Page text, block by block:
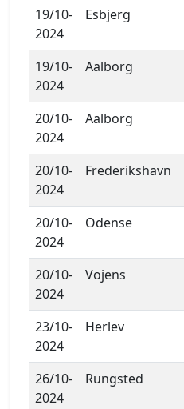
19/10-
2024
Esbjerg
19/10-
2024
Aalborg
20/10-
2024
Aalborg
20/10-
2024
Frederikshavn
20/10-
2024
Odense
20/10-
2024
Vojens
23/10-
2024
Herlev
26/10-
2024
Rungsted